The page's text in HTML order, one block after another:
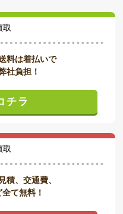
料は着払いで
社負担！
チラ
積、交通費、
て無料！